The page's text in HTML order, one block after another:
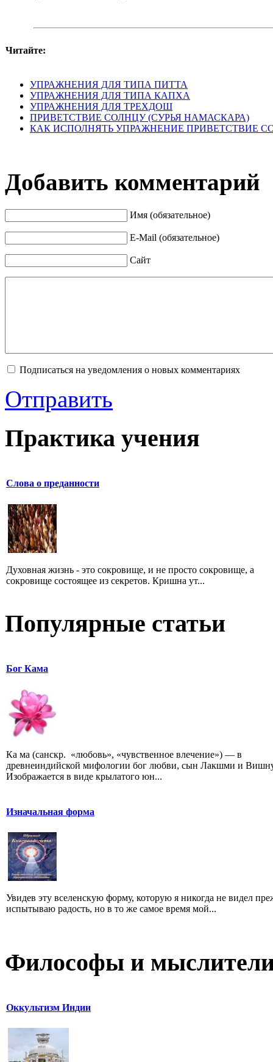
Читайте:
УПРАЖНЕНИЯ ДЛЯ ТИПА ПИТТА
УПРАЖНЕНИЯ ДЛЯ ТИПА КАПХА
УПРАЖНЕНИЯ ДЛЯ ТРЕХДОШ
ПРИВЕТСТВИЕ СОЛНЦУ (СУРЬЯ НАМАСКАРА)
КАК ИСПОЛНЯТЬ УПРАЖНЕНИЕ ПРИВЕТСТВИЕ
Добавить комментарий
Имя (обязательное)
E-Mail (обязательное)
Сайт
Подписаться на уведомления о новых комментариях
Отправить
Практика учения
Слова о преданности
Духовная жизнь - это сокровище, и не просто сокровище, а
сокровище состоящее из секретов. Кришна ут...
Популярные статьи
Бог Кама
Ка ма (санскр. «любовь», «чувственное влечение») — в
древнеиндийской мифологии бог любви, сын Лакшми и
Изображается в виде крылатого юн...
Изначальная форма
Увидев эту вселенскую форму, которую я никогда не видел
испытываю радость, но в то же самое время мой...
Философы и
Оккультизм Индии